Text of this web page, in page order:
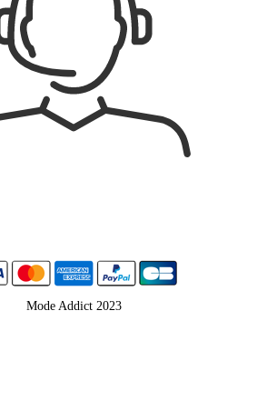
Mode Addict 2023